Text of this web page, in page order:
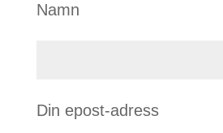
Namn
Din epost-adress